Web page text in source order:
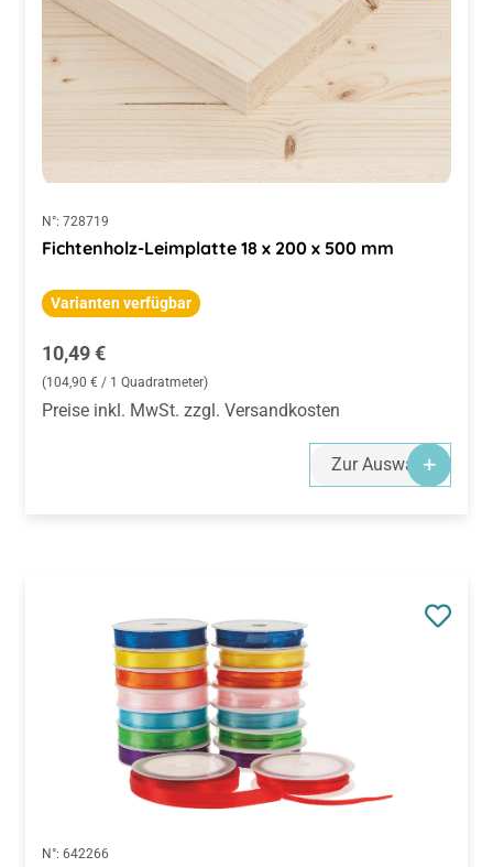
N°: 728719
Fichtenholz-Leimplatte 18 x 200 x 500 mm
Varianten verfügbar
Regulärer Preis:
10,49 €
(104,90 € / 1 Quadratmeter)
Preise inkl. MwSt. zzgl. Versandkosten
Zur Auswahl
N°: 642266